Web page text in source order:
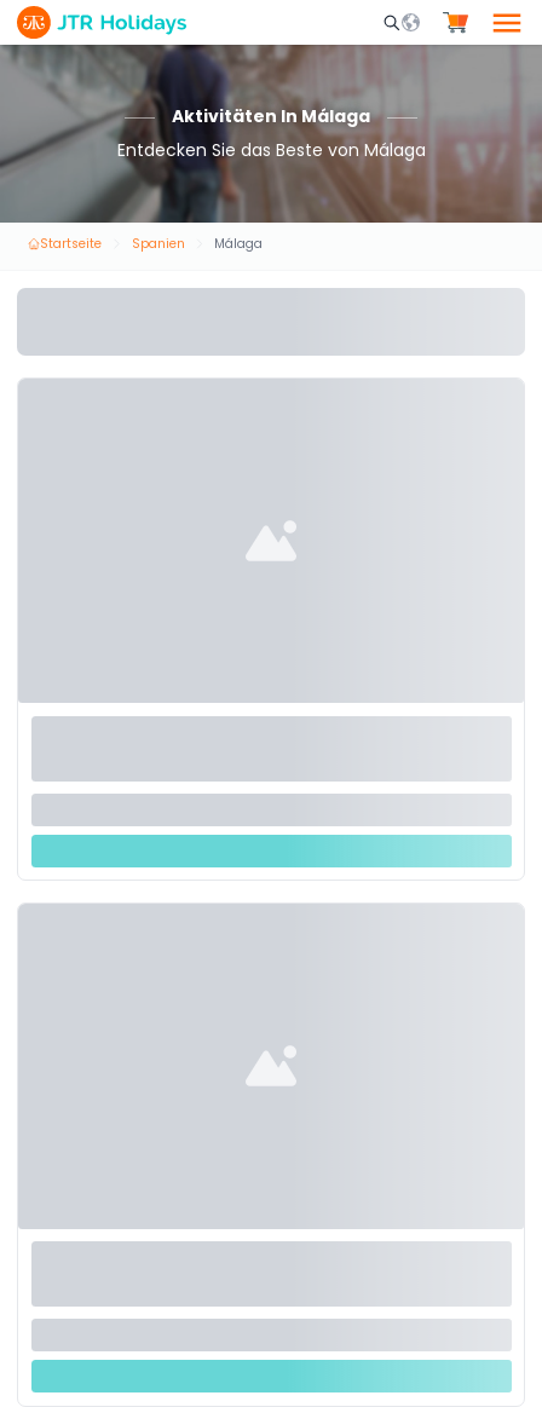
Mobile Search
Aktivitäten In Málaga
Entdecken Sie das Beste von Málaga
Startseite Spanien Málaga